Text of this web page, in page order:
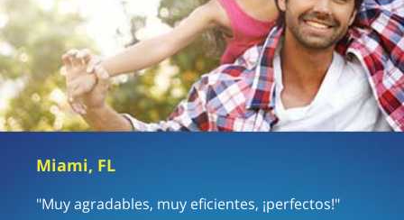
Miami, FL
"Muy agradables, muy eficientes, ¡perfectos!"